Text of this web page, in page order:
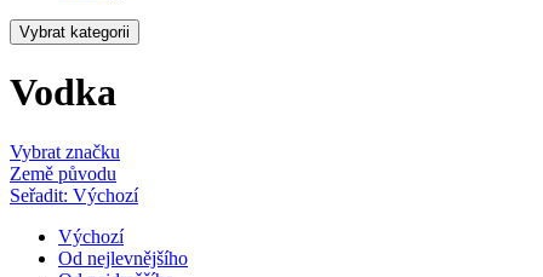
Vybrat kategorii
Vodka
Vybrat značku
Země původu
Seřadit: Výchozí
Výchozí
Od nejlevnějšího